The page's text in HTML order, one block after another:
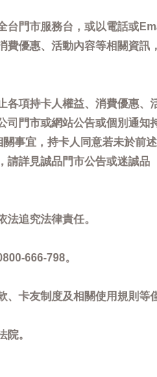
門市服務台，或以電話或
優惠、活動內容等相關資
項持卡人權益、消費優惠
門市或網站公告或個別通
事宜，持卡人同意若未於前
詳見誠品門市公告或迷誠
追究法律責任。
666-798。
卡友制度及相關使用規則等
院。